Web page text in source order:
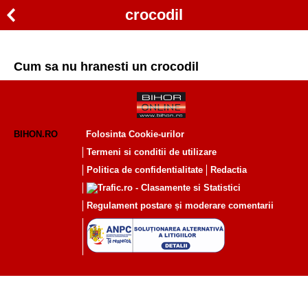
crocodil
Cum sa nu hranesti un crocodil
BIHON.RO
Folosinta Cookie-urilor
Termeni si conditii de utilizare
Politica de confidentialitate
Redactia
Regulament postare și moderare comentarii